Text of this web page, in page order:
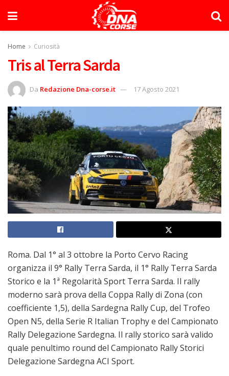
Home Curiosità
Tris al Terra Sarda
Da Redazione Dna-corse.it 17 Agosto 2021
Roma. Dal 1° al 3 ottobre la Porto Cervo Racing
organizza il 9° Rally Terra Sarda, il 1° Rally Terra Sarda
Storico e la 1ª Regolarità Sport Terra Sarda. Il rally
moderno sarà prova della Coppa Rally di Zona (con
coefficiente 1,5), della Sardegna Rally Cup, del Trofeo
Open N5, della Serie R Italian Trophy e del Campionato
Rally Delegazione Sardegna. Il rally storico sarà valido
quale penultimo round del Campionato Rally Storici
Delegazione Sardegna ACI Sport.